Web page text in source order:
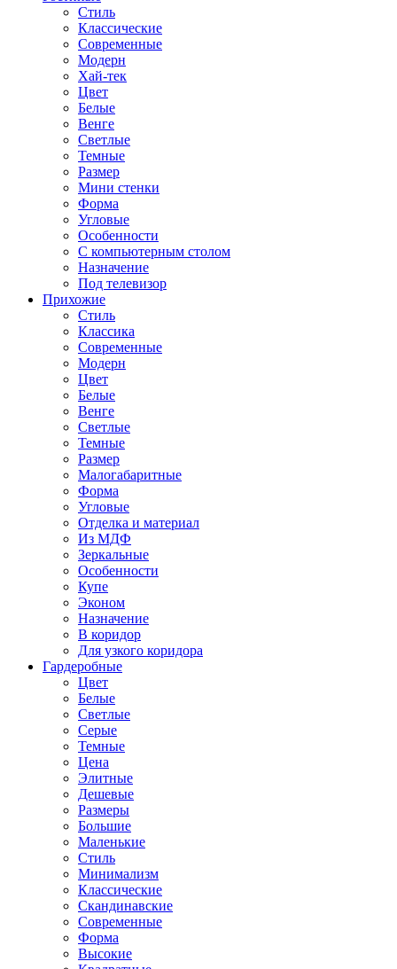
Стиль
Классические
Современные
Модерн
Хай-тек
Цвет
Белые
Венге
Светлые
Темные
Размер
Мини стенки
Форма
Угловые
Особенности
С компьютерным столом
Назначение
Под телевизор
Прихожие
Стиль
Классика
Современные
Модерн
Цвет
Белые
Венге
Светлые
Темные
Размер
Малогабаритные
Форма
Угловые
Отделка и материал
Из МДФ
Зеркальные
Особенности
Купе
Эконом
Назначение
В коридор
Для узкого коридора
Гардеробные
Цвет
Белые
Светлые
Серые
Темные
Цена
Элитные
Дешевые
Размеры
Большие
Маленькие
Стиль
Минимализм
Классические
Скандинавские
Современные
Форма
Высокие